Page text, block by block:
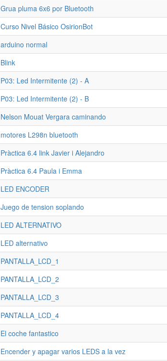
Grua pluma 6x6 por Bluetooth
Curso Nivel Básico OsirionBot
arduino normal
Blink
P03: Led Intermitente (2) - A
P03: Led Intermitente (2) - B
Nelson Mouat Vergara caminando
motores L298n bluetooth
Pràctica 6.4 link Javier i Alejandro
Pràctica 6.4 Paula i Emma
LED ENCODER
Juego de tension soplando
LED ALTERNATIVO
LED alternativo
PANTALLA_LCD_1
PANTALLA_LCD_2
PANTALLA_LCD_3
PANTALLA_LCD_4
El coche fantastico
Encender y apagar varios LEDS a la vez